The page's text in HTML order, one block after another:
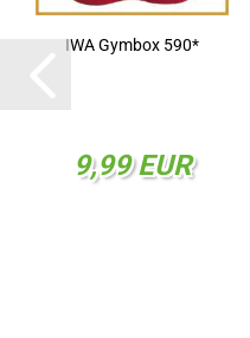
IWA Gymbox 590*
9,99 EUR